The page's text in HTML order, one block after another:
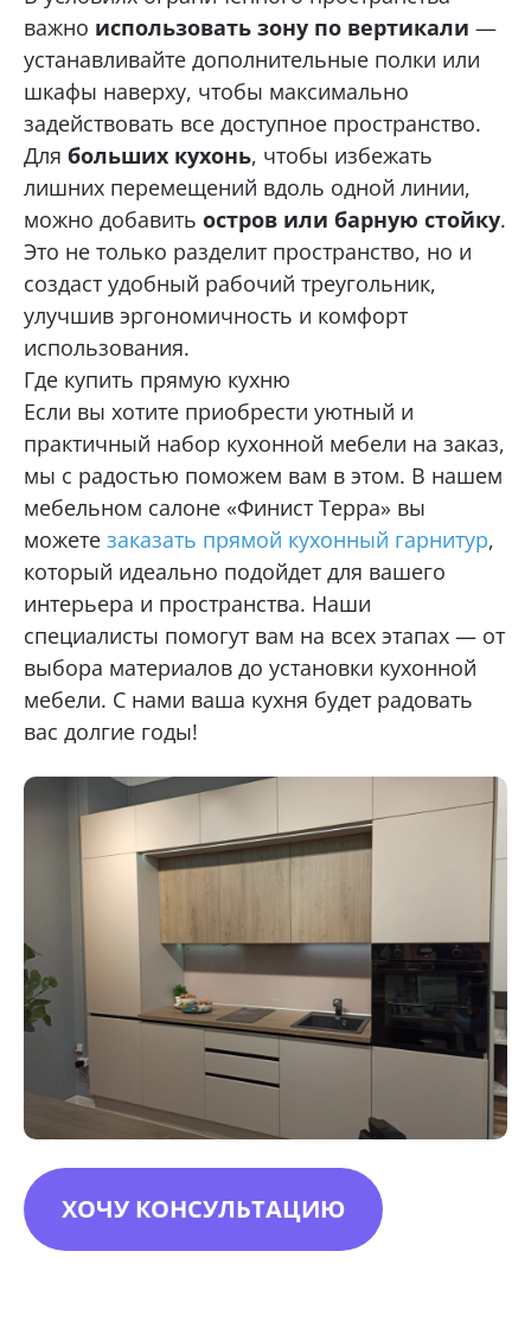
важно использовать зону по вертикали —
устанавливайте дополнительные полки или
шкафы наверху, чтобы максимально
задействовать все доступное пространство.
Для больших кухонь, чтобы избежать
лишних перемещений вдоль одной линии,
можно добавить остров или барную стойку.
Это не только разделит пространство, но и
создаст удобный рабочий треугольник,
улучшив эргономичность и комфорт
использования.
Где купить прямую кухню
Если вы хотите приобрести уютный и
практичный набор кухонной мебели на заказ,
мы с радостью поможем вам в этом. В нашем
мебельном салоне «Финист Терра» вы
можете заказать прямой кухонный гарнитур,
который идеально подойдет для вашего
интерьера и пространства. Наши
специалисты помогут вам на всех этапах — от
выбора материалов до установки кухонной
мебели. С нами ваша кухня будет радовать
вас долгие годы!
ХОЧУ КОНСУЛЬТАЦИЮ